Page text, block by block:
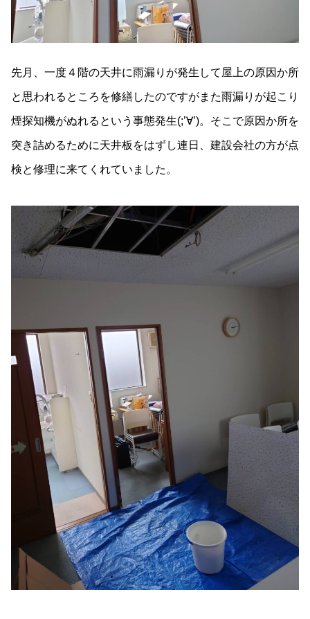
先月、一度４階の天井に雨漏りが発生して屋上の原因か所
と思われるところを修繕したのですがまた雨漏りが起こり
煙探知機がぬれるという事態発生(;’∀’)。そこで原因か所を
突き詰めるために天井板をはずし連日、建設会社の方が点
検と修理に来てくれていました。